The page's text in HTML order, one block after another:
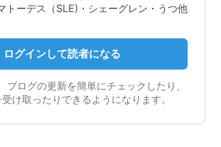
トーデス（SLE)・シェーグレン・うつ他
ログインして読者になる
ブログの更新を簡単にチェックしたり、
け取ったりできるようになります。